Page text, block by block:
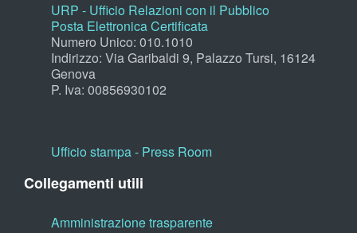
URP - Ufficio Relazioni con il Pubblico
Posta Elettronica Certificata
Numero Unico: 010.1010
Indirizzo: Via Garibaldi 9, Palazzo Tursi, 16124
Genova
P. Iva: 00856930102
Ufficio stampa - Press Room
Collegamenti utili
Amministrazione trasparente